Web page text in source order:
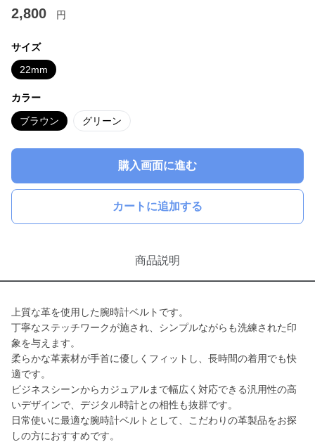
2,800 円
サイズ
22mm
カラー
ブラウン グリーン
購入画面に進む
カートに追加する
商品説明
上質な革を使用した腕時計ベルトです。
丁寧なステッチワークが施され、シンプルながらも洗練された印
象を与えます。
柔らかな革素材が手首に優しくフィットし、長時間の着用でも快
適です。
ビジネスシーンからカジュアルまで幅広く対応できる汎用性の高
いデザインで、デジタル時計との相性も抜群です。
日常使いに最適な腕時計ベルトとして、こだわりの革製品をお探
しの方におすすめです。